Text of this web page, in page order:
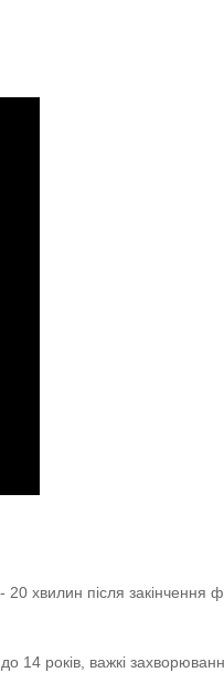
хвилин після закінчення
до 14 років, важкі